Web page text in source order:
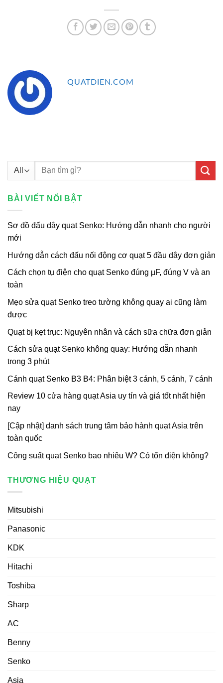
QUATDIEN.COM
Tìm
BÀI VIẾT NỔI BẬT
Sơ đồ đấu dây quạt Senko: Hướng dẫn nhanh cho người
mới
Hướng dẫn cách đấu nối động cơ quạt 5 đầu dây đơn giản
Cách chọn tụ điện cho quạt Senko đúng µF, đúng V và an
toàn
Mẹo sửa quạt Senko treo tường không quay ai cũng làm
được
Quạt bị kẹt trục: Nguyên nhân và cách sữa chữa đơn giản
Cách sửa quạt Senko không quay: Hướng dẫn nhanh
trong 3 phút
Cánh quạt Senko B3 B4: Phân biệt 3 cánh, 5 cánh, 7 cánh
Review 10 cửa hàng quạt Asia uy tín và giá tốt nhất hiện
nay
[Cập nhật] danh sách trung tâm bảo hành quạt Asia trên
toàn quốc
Công suất quạt Senko bao nhiêu W? Có tốn điện không?
THƯƠNG HIỆU QUẠT
Mitsubishi
Panasonic
KDK
Hitachi
Toshiba
Sharp
AC
Benny
Senko
Asia